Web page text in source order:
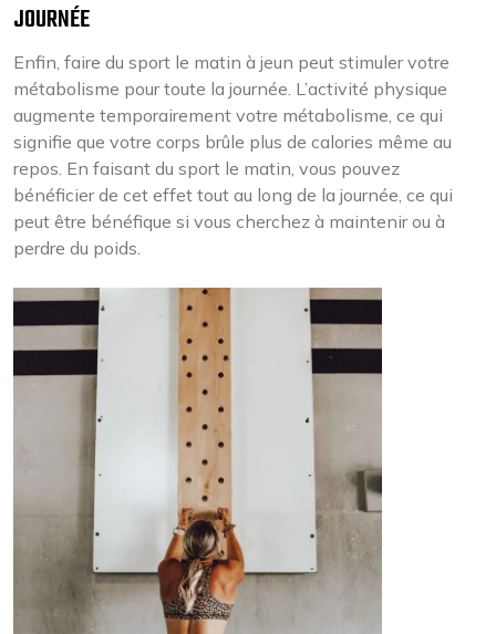
JOURNÉE
Enfin, faire du sport le matin à jeun peut stimuler votre
métabolisme pour toute la journée. L’activité physique
augmente temporairement votre métabolisme, ce qui
signifie que votre corps brûle plus de calories même au
repos. En faisant du sport le matin, vous pouvez
bénéficier de cet effet tout au long de la journée, ce qui
peut être bénéfique si vous cherchez à maintenir ou à
perdre du poids.